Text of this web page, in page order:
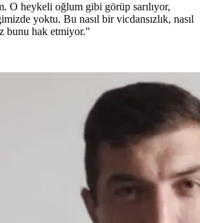
O heykeli oğlum gibi görüp sarılıyor,
yoktu. Bu nasıl bir vicdansızlık, nasıl
bunu hak etmiyor."